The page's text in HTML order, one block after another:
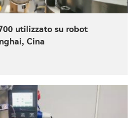
utilizzato su robot
Cina